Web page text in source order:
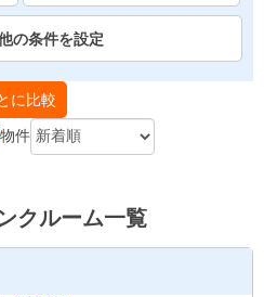
の条件を設定
に比較
物件
クルーム一覧